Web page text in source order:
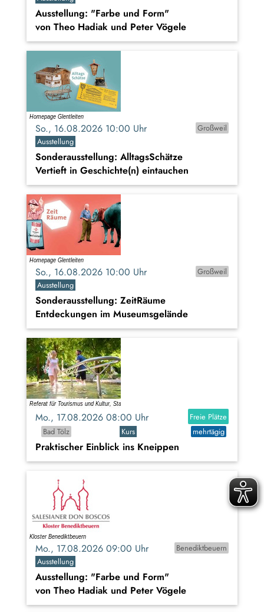
Ausstellung: "Farbe und Form"
von Theo Hadiak und Peter Vögele
So., 16.08.2026 10:00 Uhr
Großweil
Ausstellung
Sonderausstellung: AlltagsSchätze
Vertieft in Geschichte(n) eintauchen
So., 16.08.2026 10:00 Uhr
Großweil
Ausstellung
Sonderausstellung: ZeitRäume
Entdeckungen im Museumsgelände
Mo., 17.08.2026 08:00 Uhr
Freie Plätze
Bad Tölz
Kurs mehrtägig
Praktischer Einblick ins Kneippen
Mo., 17.08.2026 09:00 Uhr
Benediktbeuern
Ausstellung
Ausstellung: "Farbe und Form"
von Theo Hadiak und Peter Vögele